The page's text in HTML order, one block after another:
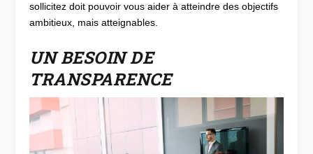
sollicitez doit pouvoir vous aider à atteindre des objectifs
ambitieux, mais atteignables.
UN BESOIN DE
TRANSPARENCE